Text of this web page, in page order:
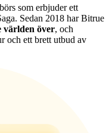
som erbjuder ett
Sedan 2018 har Bitrue
världen över, och
och ett brett utbud av